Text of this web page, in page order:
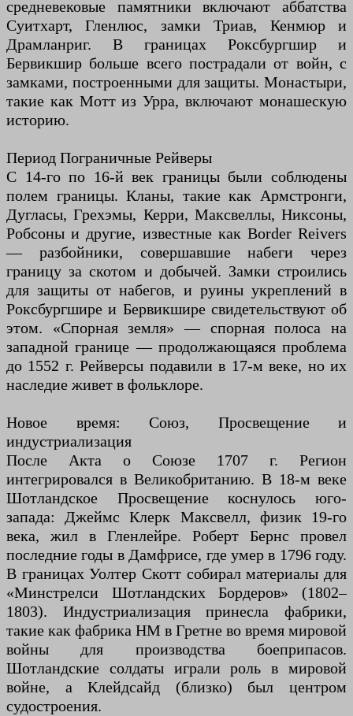
средневековые памятники включают аббатства
Суитхарт, Гленлюс, замки Триав, Кенмюр и
Драмланриг. В границах Роксбургшир и
Бервикшир больше всего пострадали от войн, с
замками, построенными для защиты. Монастыри,
такие как Мотт из Урра, включают монашескую
историю.
Период Пограничные Рейверы
С 14-го по 16-й век границы были соблюдены
полем границы. Кланы, такие как Армстронги,
Дугласы, Грехэмы, Керри, Максвеллы, Никсоны,
Робсоны и другие, известные как Border Reivers
— разбойники, совершавшие набеги через
границу за скотом и добычей. Замки строились
для защиты от набегов, и руины укреплений в
Роксбургшире и Бервикшире свидетельствуют об
этом. «Спорная земля» — спорная полоса на
западной границе — продолжающаяся проблема
до 1552 г. Рейверсы подавили в 17-м веке, но их
наследие живет в фольклоре.
Новое время: Союз, Просвещение и
индустриализация
После Акта о Союзе 1707 г. Регион
интегрировался в Великобританию. В 18-м веке
Шотландское Просвещение коснулось юго-
запада: Джеймс Клерк Максвелл, физик 19-го
века, жил в Гленлейре. Роберт Бернс провел
последние годы в Дамфрисе, где умер в 1796 году.
В границах Уолтер Скотт собирал материалы для
«Минстрелси Шотландских Бордеров» (1802–
1803). Индустриализация принесла фабрики,
такие как фабрика HM в Гретне во время мировой
войны для производства боеприпасов.
Шотландские солдаты играли роль в мировой
войне, а Клейдсайд (близко) был центром
судостроения.